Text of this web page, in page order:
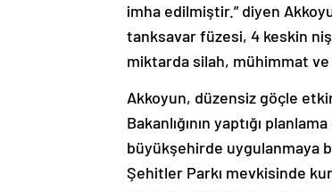
imha edilmiştir.” diyen
tanksavar füzesi, 4 keskin
miktarda silah, mühimmat
Akkoyun, düzensiz göçle
Bakanlığının yaptığı
büyükşehirde uygulanmaya
Şehitler Parkı mevkisinde